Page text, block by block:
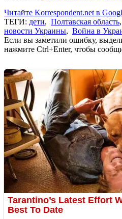
Читайте Korrespondent.net в
ТЕГИ: дети, Полтавская область,
новости Украины, Война в
Если вы заметили ошибку,
нажмите Ctrl+Enter, чтобы